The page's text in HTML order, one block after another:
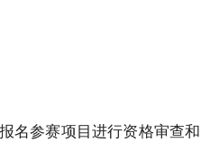
名参赛项目进行资格审查和